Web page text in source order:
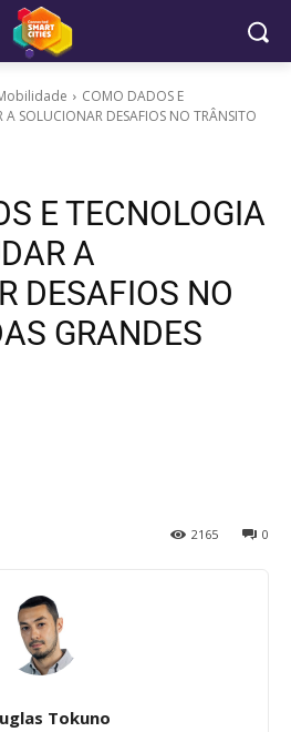
COMO DADOS E
SOLUCIONAR DESAFIOS NO TRÂNSITO
E TECNOLOGIA
A
DESAFIOS NO
GRANDES
0
2165
Tokuno